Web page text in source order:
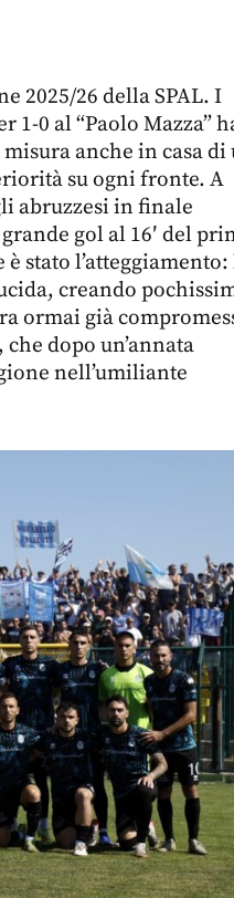
2025/26 della SPAL. I
1-0 al “Paolo Mazza”
anche in casa di
su ogni fronte. A
abruzzesi in finale
gol al 16′ del
stato l’atteggiamento:
creando
ormai già
dopo un’annata
nell’umiliante